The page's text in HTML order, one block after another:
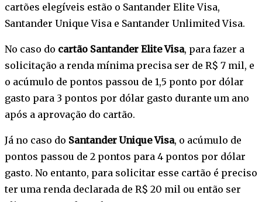
cartões elegíveis estão o Santander Elite Visa,
Santander Unique Visa e Santander Unlimited Visa.
No caso do cartão Santander Elite Visa, para fazer a
solicitação a renda mínima precisa ser de R$ 7 mil, e
o acúmulo de pontos passou de 1,5 ponto por dólar
gasto para 3 pontos por dólar gasto durante um ano
após a aprovação do cartão.
Já no caso do Santander Unique Visa, o acúmulo de
pontos passou de 2 pontos para 4 pontos por dólar
gasto. No entanto, para solicitar esse cartão é preciso
ter uma renda declarada de R$ 20 mil ou então ser